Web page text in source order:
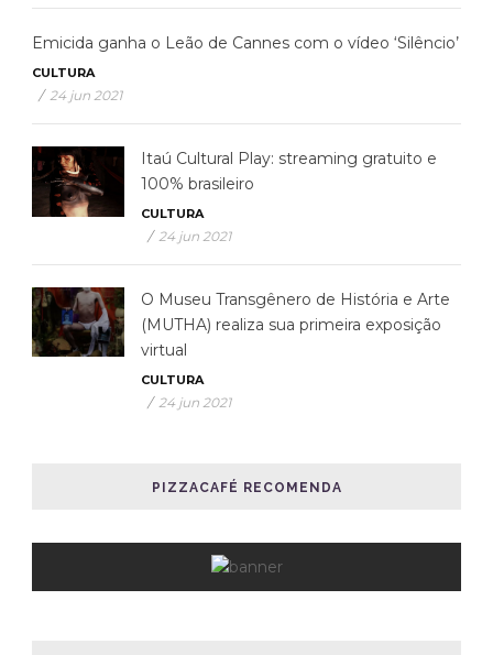
Emicida ganha o Leão de Cannes com o vídeo ‘Silêncio’
CULTURA
/ 24 jun 2021
Itaú Cultural Play: streaming gratuito e
100% brasileiro
CULTURA
/ 24 jun 2021
O Museu Transgênero de História e Arte
(MUTHA) realiza sua primeira exposição
virtual
CULTURA
/ 24 jun 2021
PIZZACAFÉ RECOMENDA